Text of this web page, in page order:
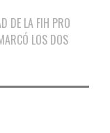
DE LA FIH PRO
LOS DOS